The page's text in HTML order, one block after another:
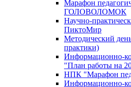
Марафон
ГОЛОВОЛОМОК
Научно-
ПиктоМир
Методический
практики)
Информационно-
"План работы на
НПК "Марафон
Информационно-